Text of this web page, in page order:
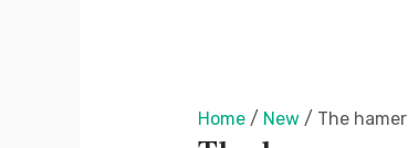
Home/ New/ The hamer